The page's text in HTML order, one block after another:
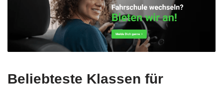
Beliebteste Klassen für